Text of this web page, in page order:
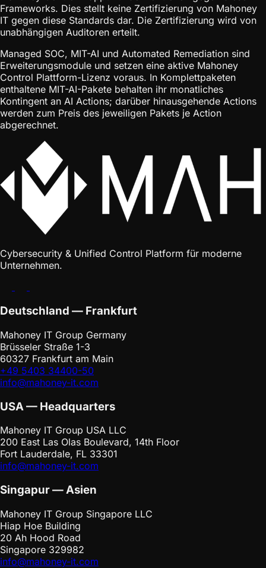
Frameworks. Dies stellt keine Zertifizierung von Mahoney
IT gegen diese Standards dar. Die Zertifizierung wird von
unabhängigen Auditoren erteilt.
Managed SOC, MIT-AI und Automated Remediation sind
Erweiterungsmodule und setzen eine aktive Mahoney
Control Plattform-Lizenz voraus. In Komplettpaketen
enthaltene MIT-AI-Pakete behalten ihr monatliches
Kontingent an AI Actions; darüber hinausgehende Actions
werden zum Preis des jeweiligen Pakets je Action
abgerechnet.
Cybersecurity & Unified Control Platform für moderne
Unternehmen.
Deutschland — Frankfurt
Mahoney IT Group Germany
Brüsseler Straße 1-3
60327 Frankfurt am Main
+49 5403 34400-50
info@mahoney-it.com
USA — Headquarters
Mahoney IT Group USA LLC
200 East Las Olas Boulevard, 14th Floor
Fort Lauderdale, FL 33301
info@mahoney-it.com
Singapur — Asien
Mahoney IT Group Singapore LLC
Hiap Hoe Building
20 Ah Hood Road
Singapore 329982
info@mahoney-it.com